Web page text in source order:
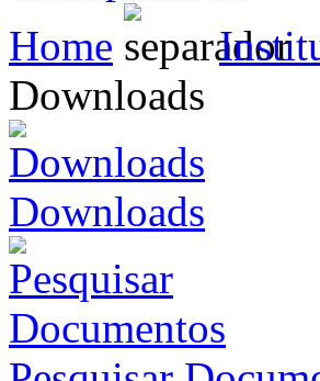
Home
Downloads
Downloads